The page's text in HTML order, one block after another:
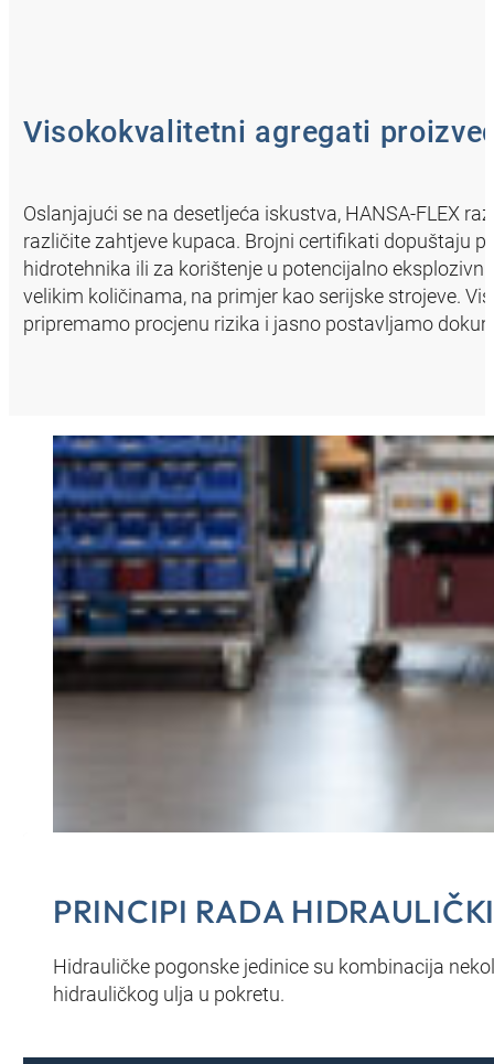
Visokokvalitetni agregati
Oslanjajući se na desetljeća iskustva, HANSA‑FLEX
različite zahtjeve kupaca. Brojni certifikati dopuštaju
hidrotehnika ili za korištenje u potencijalno
velikim količinama, na primjer kao serijske strojeve.
pripremamo procjenu rizika i jasno postavljamo
PRINCIPI RADA
Hidrauličke pogonske jedinice su kombinacija
hidrauličkog ulja u pokretu.